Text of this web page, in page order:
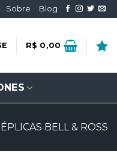
Sobre Blog
R$ 0,00
BELL & ROSS